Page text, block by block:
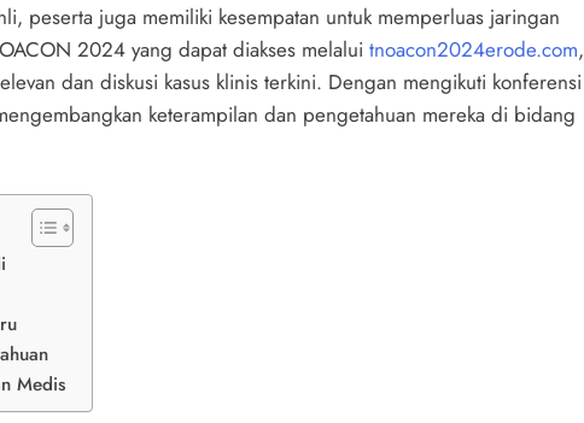
peserta juga memiliki kesempatan untuk memperluas jaringan
2024 yang dapat diakses melalui tnoacon2024erode.com,
dan diskusi kasus klinis terkini. Dengan mengikuti konferensi
keterampilan dan pengetahuan mereka di bidang
Medis